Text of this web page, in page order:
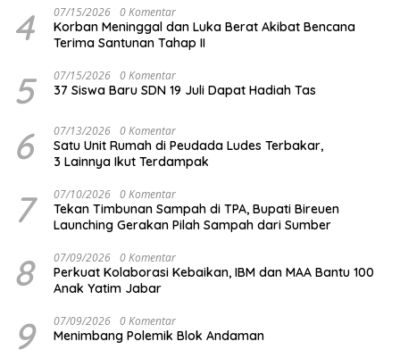
4 07/15/2026 0 Komentar
Korban Meninggal dan Luka Berat Akibat Bencana
Terima Santunan Tahap II
5 07/15/2026 0 Komentar
37 Siswa Baru SDN 19 Juli Dapat Hadiah Tas
6 07/13/2026 0 Komentar
Satu Unit Rumah di Peudada Ludes Terbakar,
3 Lainnya Ikut Terdampak
7 07/10/2026 0 Komentar
Tekan Timbunan Sampah di TPA, Bupati Bireuen
Launching Gerakan Pilah Sampah dari Sumber
8 07/09/2026 0 Komentar
Perkuat Kolaborasi Kebaikan, IBM dan MAA Bantu 100
Anak Yatim Jabar
9 07/09/2026 0 Komentar
Menimbang Polemik Blok Andaman